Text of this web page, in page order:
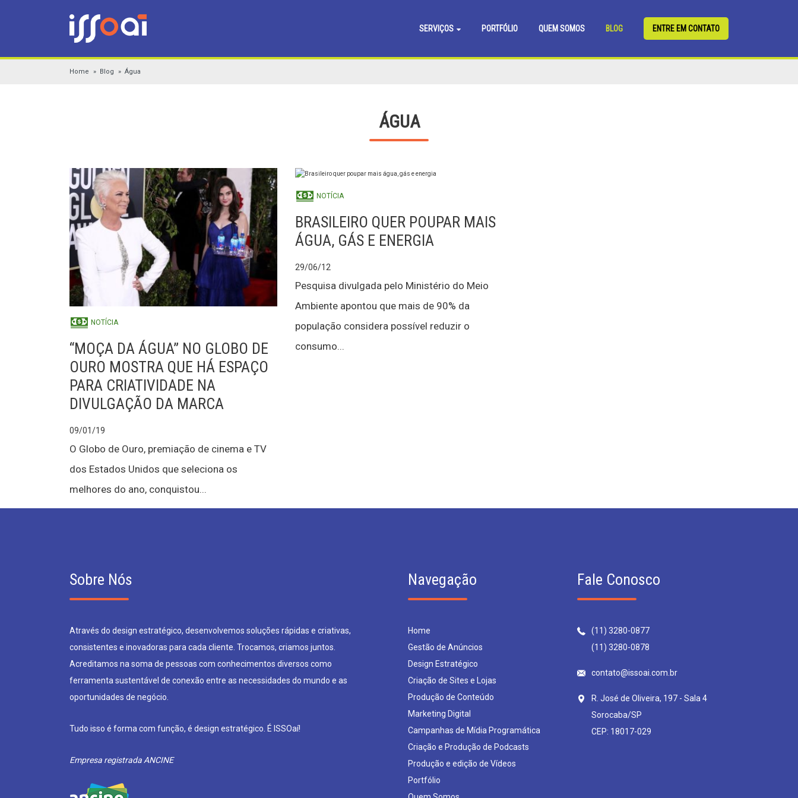
SERVIÇOS PORTFÓLIO QUEM SOMOS BLOG ENTRE EM CONTATO
Home Blog Água
ÁGUA
NOTÍCIA
“MOÇA DA ÁGUA” NO GLOBO DE
OURO MOSTRA QUE HÁ ESPAÇO
PARA CRIATIVIDADE NA
DIVULGAÇÃO DA MARCA
09/01/19
O Globo de Ouro, premiação de cinema e TV
dos Estados Unidos que seleciona os
melhores do ano, conquistou...
NOTÍCIA
BRASILEIRO QUER POUPAR MAIS
ÁGUA, GÁS E ENERGIA
29/06/12
Pesquisa divulgada pelo Ministério do Meio
Ambiente apontou que mais de 90% da
população considera possível reduzir o
consumo...
Sobre Nós
Através do design estratégico, desenvolvemos soluções rápidas e criativas,
consistentes e inovadoras para cada cliente. Trocamos, criamos juntos.
Acreditamos na soma de pessoas com conhecimentos diversos como
ferramenta sustentável de conexão entre as necessidades do mundo e as
oportunidades de negócio.
Tudo isso é forma com função, é design estratégico. É ISSOaí!
Empresa registrada ANCINE
Navegação
Home
Gestão de Anúncios
Design Estratégico
Criação de Sites e Lojas
Produção de Conteúdo
Marketing Digital
Campanhas de Mídia Programática
Criação e Produção de Podcasts
Produção e edição de Vídeos
Portfólio
Fale Conosco
(11) 3280-0877
(11) 3280-0878
contato@issoai.com.br
R. José de Oliveira, 197 - Sala 4
Sorocaba/SP
CEP: 18017-029